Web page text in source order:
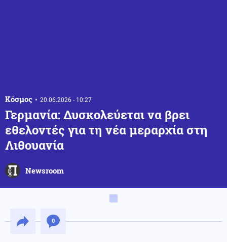
Κόσμος 20.06.2026 - 10:27
Γερμανία: Δυσκολεύεται να βρει
εθελοντές για τη νέα μεραρχία στη
Λιθουανία
Newsroom
0